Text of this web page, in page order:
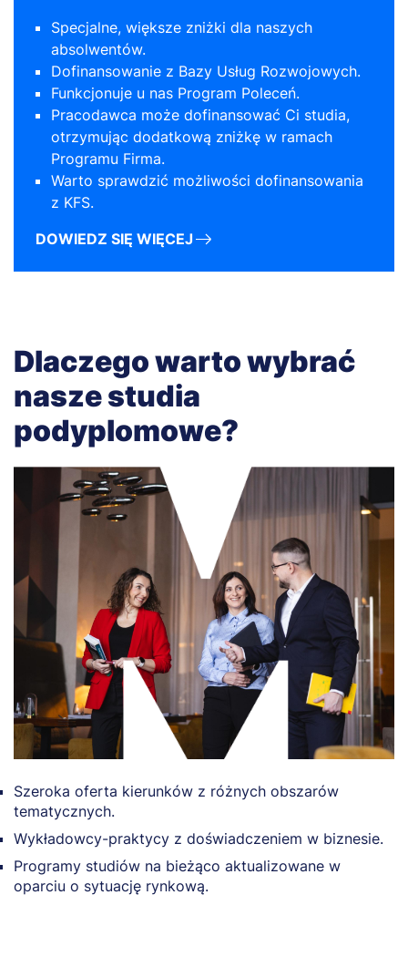
Specjalne, większe zniżki dla naszych
absolwentów.
Dofinansowanie z Bazy Usług Rozwojowych.
Funkcjonuje u nas Program Poleceń.
Pracodawca może dofinansować Ci studia,
otrzymując dodatkową zniżkę w ramach
Programu Firma.
Warto sprawdzić możliwości dofinansowania
z KFS.
DOWIEDZ SIĘ WIĘCEJ
Dlaczego warto wybrać
nasze studia
podyplomowe?
Szeroka oferta kierunków z różnych obszarów
tematycznych.
Wykładowcy-praktycy z doświadczeniem w biznesie.
Programy studiów na bieżąco aktualizowane w
oparciu o sytuację rynkową.